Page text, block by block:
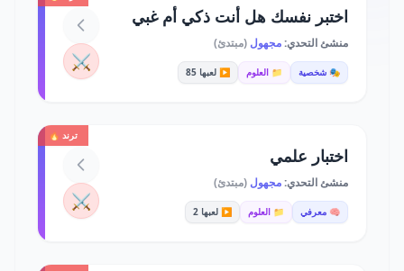
اختبر نفسك هل أنت ذكي أم غبي
منشئ التحدي:مجهول (مبتدئ)
🎭 شخصية 📁 العلوم ▶️ لعبها 85 ⚔️
ترند 🔥
اختبار علمي
منشئ التحدي:مجهول (مبتدئ)
🧠 معرفي 📁 العلوم ▶️ لعبها 2 ⚔️